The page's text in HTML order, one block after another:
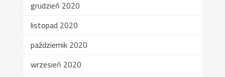
grudzień 2020
listopad 2020
październik 2020
wrzesień 2020